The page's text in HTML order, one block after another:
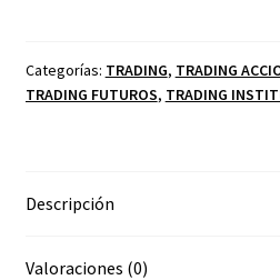
ELOY
CORONEL
Categorías: TRADING, TRADING
TRADING FUTUROS, TRADING
Descripción
Valoraciones (0)